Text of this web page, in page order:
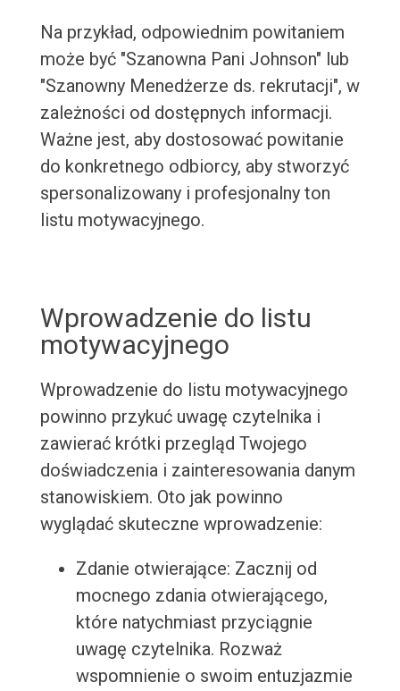
Na przykład, odpowiednim powitaniem
może być "Szanowna Pani Johnson" lub
"Szanowny Menedżerze ds. rekrutacji", w
zależności od dostępnych informacji.
Ważne jest, aby dostosować powitanie
do konkretnego odbiorcy, aby stworzyć
spersonalizowany i profesjonalny ton
listu motywacyjnego.
Wprowadzenie do listu
motywacyjnego
Wprowadzenie do listu motywacyjnego
powinno przykuć uwagę czytelnika i
zawierać krótki przegląd Twojego
doświadczenia i zainteresowania danym
stanowiskiem. Oto jak powinno
wyglądać skuteczne wprowadzenie:
Zdanie otwierające: Zacznij od
mocnego zdania otwierającego,
które natychmiast przyciągnie
uwagę czytelnika. Rozważ
wspomnienie o swoim entuzjazmie